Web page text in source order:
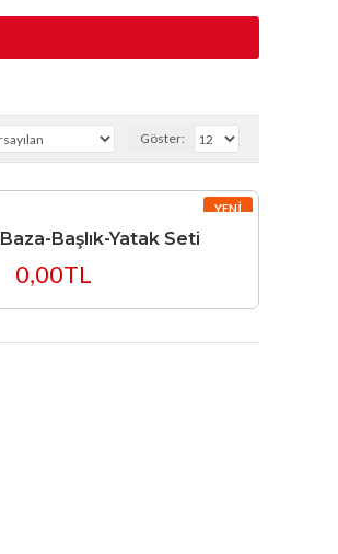
Göster:
YENI
Başlık-Yatak Seti
0,00TL